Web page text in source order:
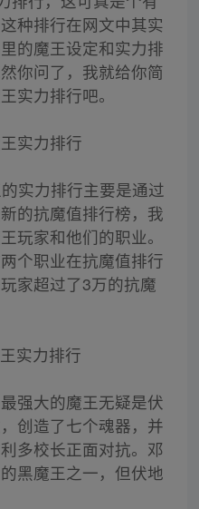
种排行在网文中其实
的魔王设定和实力排
你问了，我就给你简
实力排行吧。
实力排行
实力排行主要是通过
的抗魔值排行榜，我
玩家和他们的职业。
个职业在抗魔值排行
家超过了3万的抗魔
实力排行
强大的魔王无疑是伏
创造了七个魂器，并
多校长正面对抗。邓
黑魔王之一，但伏地